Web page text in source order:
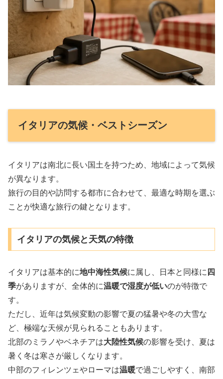
イタリアの気候・ベストシーズン
イタリアは南北に長い国土を持つため、地域によって気候
が異なります。
旅行の目的や訪問する都市に合わせて、最適な時期を選ぶ
ことが快適な旅行の鍵となります。
イタリアの気候と天気の特徴
イタリアは基本的に地中海性気候に属し、日本と同様に 四
季がありますが、全体的に温暖で湿度が低いのが特徴で
す。
ただし、近年は気候変動の影響で夏の猛暑や冬の大雪な
ど、極端な天候が見られることもあります。
北部のミラノやベネチアは大陸性気候の影響を受け、夏は
暑く冬は寒さが厳しくなります。
中部のフィレンツェやローマは温暖で過ごしやすく、南部